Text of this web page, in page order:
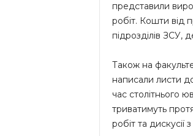
представили
робіт. Кошти від
підрозділів ЗСУ,
Також на
написали листи
час столітнього
триватимуть
робіт та дискусії